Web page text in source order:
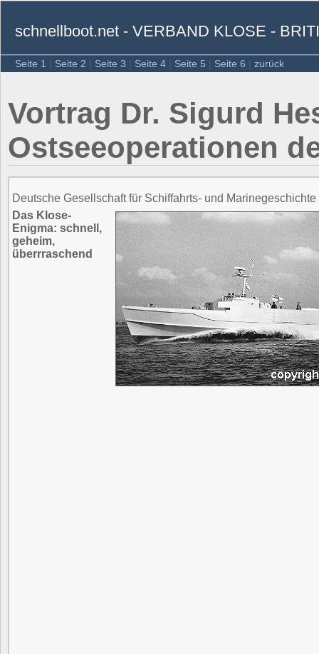
schnellboot.net - VERBAND KLOSE -
Seite 1 | Seite 2 | Seite 3 | Seite 4 | Seite 5 | Seite 6 | zurück
Vortrag Dr. Sigurd
Ostseeoperationen
Deutsche Gesellschaft für Schiffahrts- und
Das Klose-
Enigma: schnell,
geheim,
überrraschend